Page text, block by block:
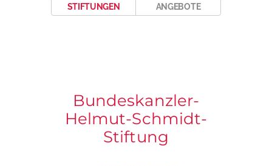
STIFTUNGEN ANGEBOTE
Bundeskanzler-
Helmut-Schmidt-
Stiftung